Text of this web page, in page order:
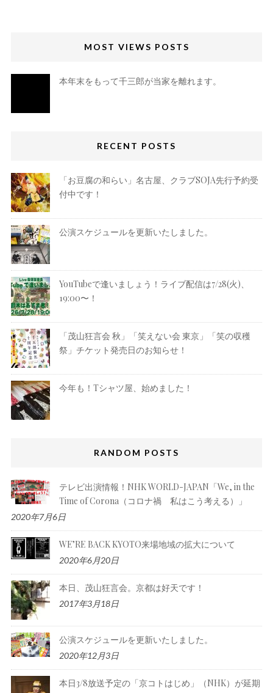
MOST VIEWS POSTS
本年末をもって千三郎が当家を離れます。
RECENT POSTS
「お豆腐の和らい」名古屋、クラブSOJA先行予約受
付中です！
公演スケジュールを更新いたしました。
YouTubeで逢いましょう！ライブ配信は7/28(火)、
19:00〜！
「茂山狂言会 秋」「笑えない会 東京」「笑の収穫
祭」チケット発売日のお知らせ！
今年も！Tシャツ屋、始めました！
RANDOM POSTS
テレビ出演情報！NHK WORLD-JAPAN「We, in the
Time of Corona（コロナ禍 私はこう考える）」
2020年7月6日
WE’RE BACK KYOTO来場地域の拡大について
2020年6月20日
本日、茂山狂言会。京都は好天です！
2017年3月18日
公演スケジュールを更新いたしました。
2020年12月3日
本日3/8放送予定の「京コトはじめ」（NHK）が延期